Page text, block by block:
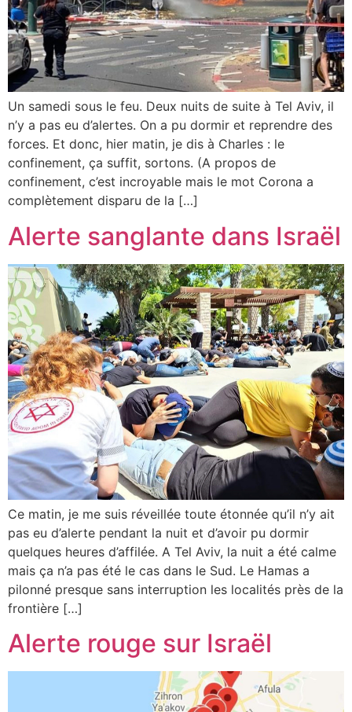
Un samedi sous le feu. Deux nuits de suite à Tel Aviv, il
n’y a pas eu d’alertes. On a pu dormir et reprendre des
forces. Et donc, hier matin, je dis à Charles : le
confinement, ça suffit, sortons. (A propos de
confinement, c’est incroyable mais le mot Corona a
complètement disparu de la […]
Alerte sanglante dans Israël
Ce matin, je me suis réveillée toute étonnée qu’il n’y ait
pas eu d’alerte pendant la nuit et d’avoir pu dormir
quelques heures d’affilée. A Tel Aviv, la nuit a été calme
mais ça n’a pas été le cas dans le Sud. Le Hamas a
pilonné presque sans interruption les localités près de la
frontière […]
Alerte rouge sur Israël